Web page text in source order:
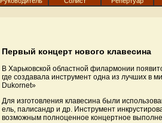
Первый концерт нового клавесина
В Харьковской областной филармонии
где создавала инструмент одна из лучших в
Dukornet»
Для изготовления клавесина были
ель, палисандр и др. Инструмент
возможным полноценное концертное